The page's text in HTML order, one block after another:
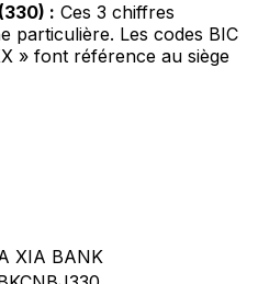
: Ces 3 chiffres
particulière. Les codes BIC
» font référence au siège
XIA BANK